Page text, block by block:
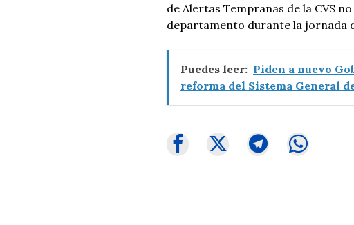
de Alertas Tempranas de la CVS
departamento durante la jornada
Puedes leer: Piden a nuevo
reforma del Sistema General